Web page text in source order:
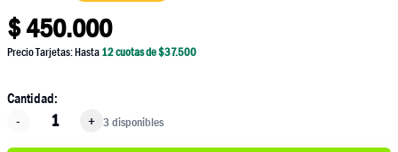
$450.000
Precio Tarjetas: Hasta12cuotas de $37.500
Cantidad:
-
+ 3 disponibles